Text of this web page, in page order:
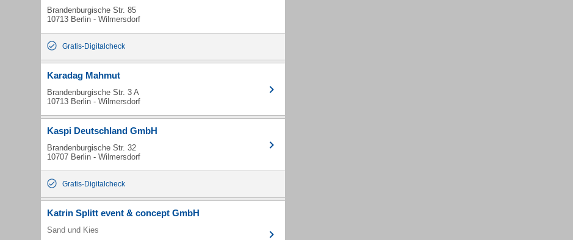
Brandenburgische Str. 85
10713 Berlin - Wilmersdorf
Gratis-Digitalcheck
Karadag Mahmut
Brandenburgische Str. 3 A
10713 Berlin - Wilmersdorf
Kaspi Deutschland GmbH
Brandenburgische Str. 32
10707 Berlin - Wilmersdorf
Gratis-Digitalcheck
Katrin Splitt event & concept GmbH
Sand und Kies